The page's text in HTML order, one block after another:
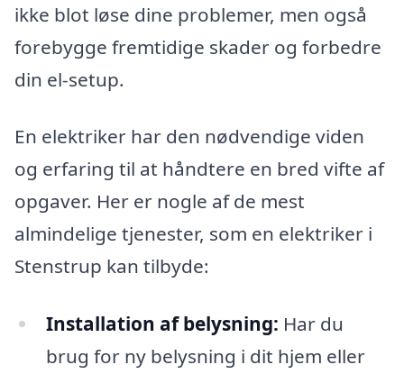
ikke blot løse dine problemer, men også
forebygge fremtidige skader og forbedre
din el-setup.
En elektriker har den nødvendige viden
og erfaring til at håndtere en bred vifte af
opgaver. Her er nogle af de mest
almindelige tjenester, som en elektriker i
Stenstrup kan tilbyde:
Installation af belysning: Har du
brug for ny belysning i dit hjem eller